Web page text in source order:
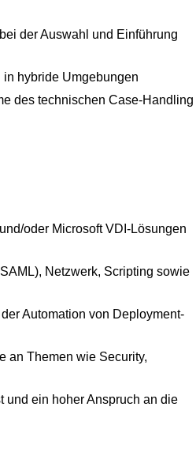
der Auswahl und Einführung
hybride Umgebungen
des technischen Case-Handling
oder Microsoft VDI-Lösungen
Netzwerk, Scripting sowie
Automation von Deployment-
an Themen wie Security,
und ein hoher Anspruch an die